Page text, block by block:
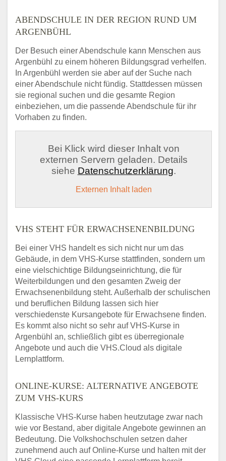
ABENDSCHULE IN DER REGION RUND UM
ARGENBÜHL
Der Besuch einer Abendschule kann Menschen aus
Argenbühl zu einem höheren Bildungsgrad verhelfen.
In Argenbühl werden sie aber auf der Suche nach
einer Abendschule nicht fündig. Stattdessen müssen
sie regional suchen und die gesamte Region
einbeziehen, um die passende Abendschule für ihr
Vorhaben zu finden.
Bei Klick wird dieser Inhalt von
externen Servern geladen. Details
siehe Datenschutzerklärung.
Externen Inhalt laden
VHS STEHT FÜR ERWACHSENENBILDUNG
Bei einer VHS handelt es sich nicht nur um das
Gebäude, in dem VHS-Kurse stattfinden, sondern um
eine vielschichtige Bildungseinrichtung, die für
Weiterbildungen und den gesamten Zweig der
Erwachsenenbildung steht. Außerhalb der schulischen
und beruflichen Bildung lassen sich hier
verschiedenste Kursangebote für Erwachsene finden.
Es kommt also nicht so sehr auf VHS-Kurse in
Argenbühl an, schließlich gibt es überregionale
Angebote und auch die VHS.Cloud als digitale
Lernplattform.
ONLINE-KURSE: ALTERNATIVE ANGEBOTE
ZUM VHS-KURS
Klassische VHS-Kurse haben heutzutage zwar nach
wie vor Bestand, aber digitale Angebote gewinnen an
Bedeutung. Die Volkshochschulen setzen daher
zunehmend auch auf Online-Kurse und halten mit der